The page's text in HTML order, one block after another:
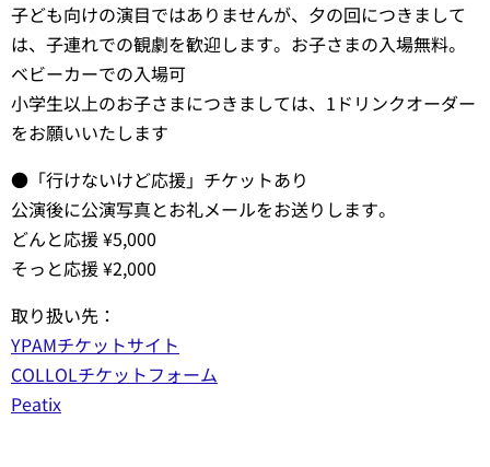
子ども向けの演目ではありませんが、夕の回につきまして
は、子連れでの観劇を歓迎します。お子さまの入場無料。
ベビーカーでの入場可
小学生以上のお子さまにつきましては、1ドリンクオーダー
をお願いいたします
●「行けないけど応援」チケットあり
公演後に公演写真とお礼メールをお送りします。
どんと応援 ¥5,000
そっと応援 ¥2,000
取り扱い先：
YPAMチケットサイト
COLLOLチケットフォーム
Peatix